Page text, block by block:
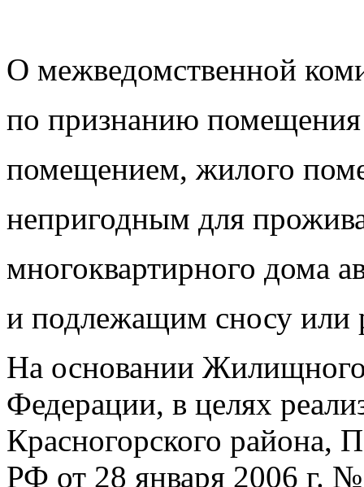
О межведомственной
по признанию
помещением, жилого
непригодным для
многоквартирного дома
и подлежащим сносу или
На основании Жилищного
Федерации, в целях
Красногорского района,
РФ от 28 января 2006 г.